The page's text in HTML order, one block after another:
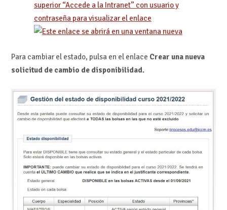
superior “Accede a la Intranet” con usuario y
contraseña para visualizar el enlace
Para cambiar el estado, pulsa en el enlace Crear una nueva
solicitud de cambio de disponibilidad.